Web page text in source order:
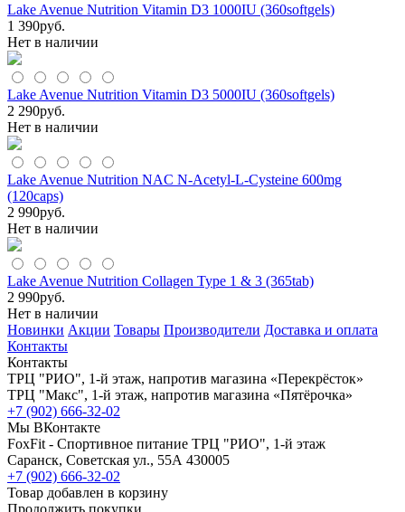
Lake Avenue Nutrition Vitamin D3 1000IU (360softgels)
1 390руб.
Нет в наличии
Lake Avenue Nutrition Vitamin D3 5000IU (360softgels)
2 290руб.
Нет в наличии
Lake Avenue Nutrition NAC N-Acetyl-L-Cysteine 600mg
(120caps)
2 990руб.
Нет в наличии
Lake Avenue Nutrition Collagen Type 1 & 3 (365tab)
2 990руб.
Нет в наличии
Новинки Акции Товары Производители Доставка и оплата
Контакты
Контакты
ТРЦ "РИО", 1-й этаж, напротив магазина «Перекрёсток»
ТРЦ "Макс", 1-й этаж, напротив магазина «Пятёрочка»
+7 (902) 666-32-02
Мы ВКонтакте
FoxFit - Спортивное питание ТРЦ "РИО", 1-й этаж
Саранск, Советская ул., 55А 430005
+7 (902) 666-32-02
Товар добавлен в корзину
Продолжить покупки